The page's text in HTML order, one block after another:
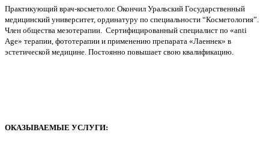
Практикующий врач-косметолог. Окончил Уральский Государственный
медицинский университет, ординатуру по специальности “Косметология”.
Член общества мезотерапии. Сертифицированный специалист по «anti
Age» терапии, фототерапии и применению препарата «Лаеннек» в
эстетической медицине. Постоянно повышает свою квалификацию.
ОКАЗЫВАЕМЫЕ УСЛУГИ: